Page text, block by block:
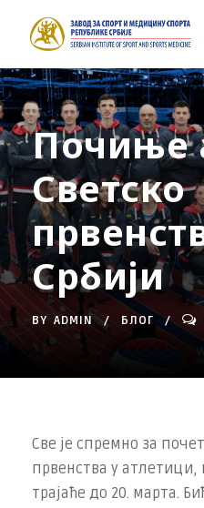
Почиње
Светско
Србији
BY ADMIN БЛОГ
Све је спремно за
првенства у
трајаће до 20. марта.